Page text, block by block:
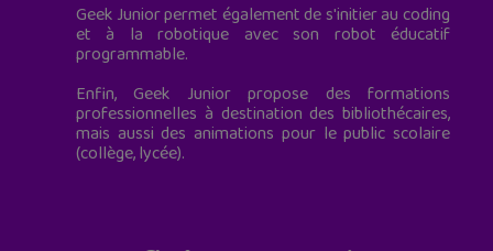
Geek Junior permet également de s'initier au coding
et à la robotique avec son robot éducatif
programmable.
Enfin, Geek Junior propose des formations
professionnelles à destination des bibliothécaires,
mais aussi des animations pour le public scolaire
(collège, lycée).